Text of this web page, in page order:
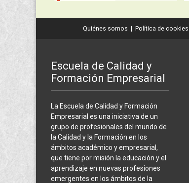
Quiénes somos | Política de cookies
Escuela de Calidad y
Formación Empresarial
La Escuela de Calidad y Formación
Empresarial es una iniciativa de un
grupo de profesionales del mundo de
la Calidad y la Formación en los
ámbitos académico y empresarial,
que tiene por misión la educación y el
aprendizaje en nuevas profesiones
emergentes en los ámbitos de la